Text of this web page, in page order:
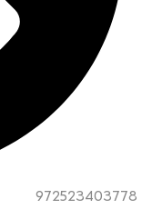
972523403778